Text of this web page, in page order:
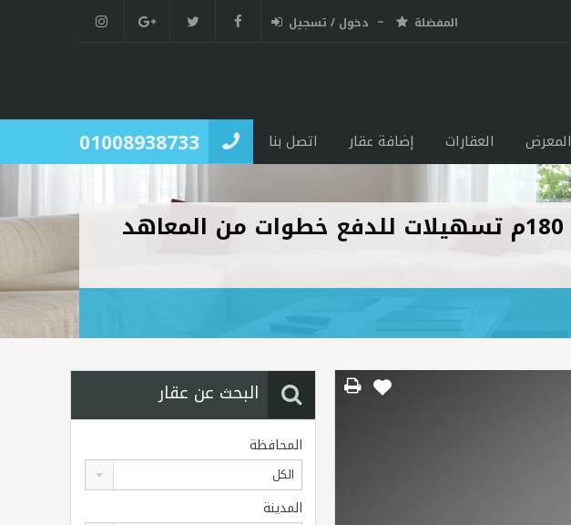
المفضلة دخول / تسجيل
01008938733 المعرض العقارات إضافة عقار اتصل بنا
شقه بالاندلس 2 بالتجمع الخامس موقع متميز مساحه 180م تسهيلات للدفع خطوات من المعاهد
البحث عن عقار
المحافظة
الكل
المدينة